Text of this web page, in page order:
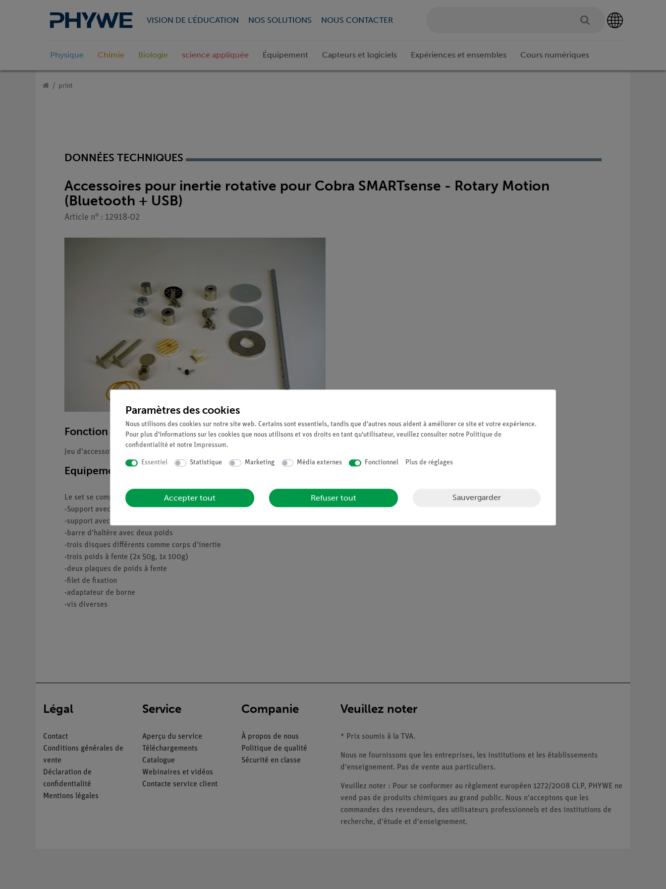
VISION DE L'ÉDUCATION NOS SOLUTIONS NOUS CONTACTER
Physique Chimie Biologie science appliquée Équipement Capteurs et logiciels Expériences et ensembles Cours numériques
print
DONNÉES TECHNIQUES
Accessoires pour inertie rotative pour Cobra SMARTsense - Rotary Motion
(Bluetooth + USB)
Article n° : 12918-02
Fonction et utilisation
Jeu d'accessoires pour les expériences sur l'inertie rotative avec le site Cobra SMARTsense Mouvement rotatif.
Equipement et données techniques
Le set se compose entre autres de :
-Support avec rouleau à visser au capteur
-support avec moteur à visser au capteur
-barre d'haltère avec deux poids
-trois disques différents comme corps d'inertie
-trois poids à fente (2x 50g, 1x 100g)
-deux plaques de poids à fente
-filet de fixation
-adaptateur de borne
-vis diverses
Légal
Contact
Conditions générales de
vente
Déclaration de
confidentialité
Mentions légales
Service
Aperçu du service
Téléchargements
Catalogue
Webinaires et vidéos
Contacte service client
Companie
À propos de nous
Politique de qualité
Sécurité en classe
Veuillez noter
* Prix soumis à la TVA.
Nous ne fournissons que les entreprises, les institutions et les établissements
d'enseignement. Pas de vente aux particuliers.
Veuillez noter : Pour se conformer au règlement européen 1272/2008 CLP, PHYWE ne
vend pas de produits chimiques au grand public. Nous n'acceptons que les
commandes des revendeurs, des utilisateurs professionnels et des institutions de
recherche, d'étude et d'enseignement.
Paramètres des cookies
Nous utilisons des cookies sur notre site web. Certains sont essentiels, tandis que d'autres nous aident à améliorer ce site et votre expérience.
Pour plus d'informations sur les cookies que nous utilisons et vos droits en tant qu'utilisateur, veuillez consulter notre Politique de
confidentialité et notre Impressum.
Essentiel Statistique Marketing Média externes Fonctionnel Plus de réglages
Accepter tout Refuser tout Sauvergarder